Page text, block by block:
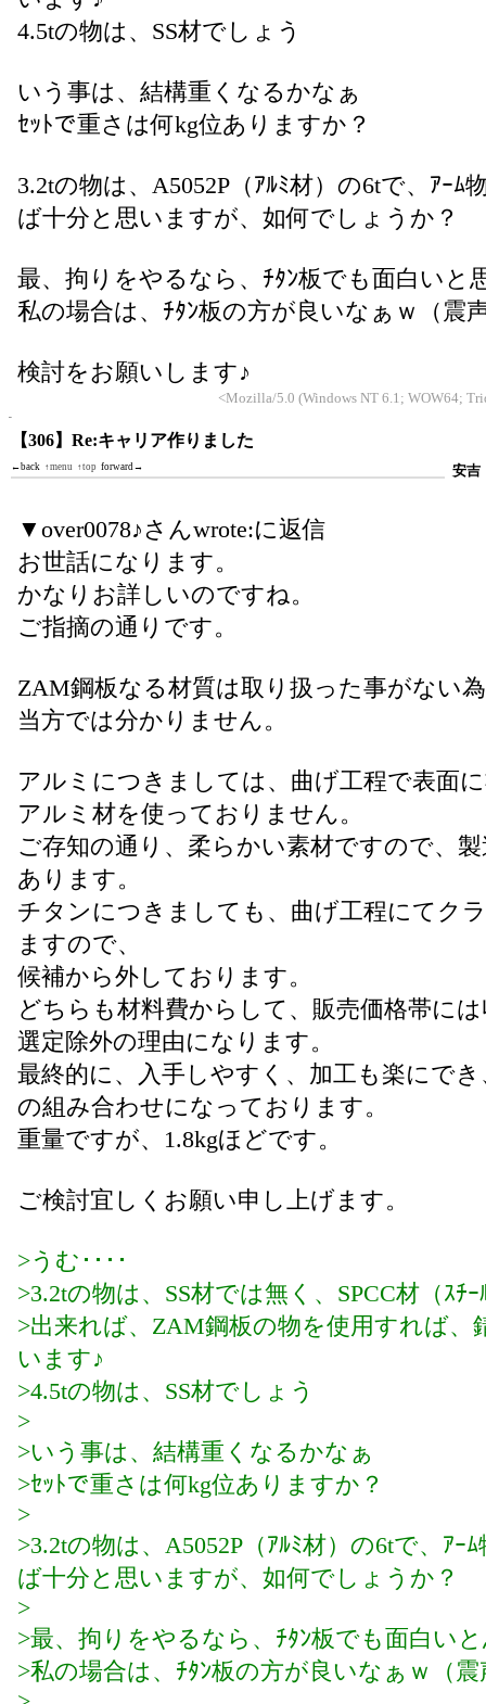
4.5tの物は、SS材でしょう
いう事は、結構重くなるかなぁ
ｾｯﾄで重さは何kg位ありますか？
3.2tの物は、A5052P（ｱﾙﾐ材）の6tで、ｱｰﾑ
ば十分と思いますが、如何でしょうか？
最、拘りをやるなら、ﾁﾀﾝ板でも面白いと
私の場合は、ﾁﾀﾝ板の方が良いなぁｗ（震
検討をお願いします♪
<Mozilla/5.0 (Windows NT 6.1; WOW64;
【306】Re:キャリア作りました
←back ↑menu ↑top forward→ 安吉
▼over0078♪さんwrote:に返信
お世話になります。
かなりお詳しいのですね。
ご指摘の通りです。
ZAM鋼板なる材質は取り扱った事がない
当方では分かりません。
アルミにつきましては、曲げ工程で表面
アルミ材を使っておりません。
ご存知の通り、柔らかい素材ですので、
あります。
チタンにつきましても、曲げ工程にてク
ますので、
候補から外しております。
どちらも材料費からして、販売価格帯に
選定除外の理由になります。
最終的に、入手しやすく、加工も楽にで
の組み合わせになっております。
重量ですが、1.8kgほどです。
ご検討宜しくお願い申し上げます。
>うむ････
>3.2tの物は、SS材では無く、SPCC材（ｽﾁ
>出来れば、ZAM鋼板の物を使用すれば、
います♪
>4.5tの物は、SS材でしょう
>
>いう事は、結構重くなるかなぁ
>ｾｯﾄで重さは何kg位ありますか？
>
>3.2tの物は、A5052P（ｱﾙﾐ材）の6tで、ｱｰ
ば十分と思いますが、如何でしょうか？
>
>最、拘りをやるなら、ﾁﾀﾝ板でも面白い
>私の場合は、ﾁﾀﾝ板の方が良いなぁｗ（震